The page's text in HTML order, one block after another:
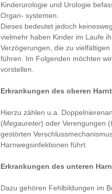
Kinderurologie und Urologie
Organ- systemen.
Dieses bedeutet jedoch
vielmehr haben Kinder im Laufe
Verzögerungen, die zu
führen. Im Folgenden möchten
vorstellen.
Erkrankungen des oberen
Hierzu zählen u.a.
(Megaureter) oder Verengungen (
gestörten
Harnwegsinfektionen führt.
Erkrankungen des unteren
Dazu gehören Fehlbildungen im